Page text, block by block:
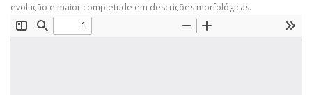
evolução e maior completude em descrições morfológicas.